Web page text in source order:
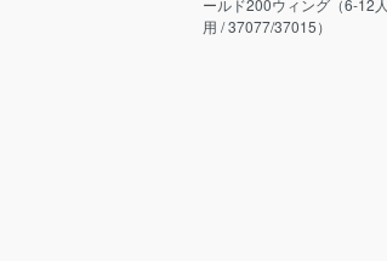
用 / 37077/37015）